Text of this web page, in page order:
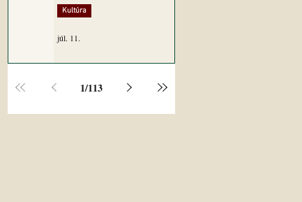
Kultúra
júl. 11.
1/113